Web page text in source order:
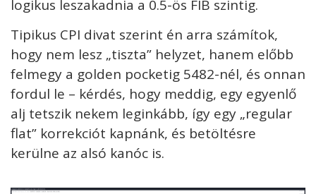
logikus leszakadnia a 0.5-ös FIB szintig.
Tipikus CPI divat szerint én arra számítok,
hogy nem lesz „tiszta” helyzet, hanem előbb
felmegy a golden pocketig 5482-nél, és onnan
fordul le – kérdés, hogy meddig, egy egyenlő
alj tetszik nekem leginkább, így egy „regular
flat” korrekciót kapnánk, és betöltésre
kerülne az alsó kanóc is.